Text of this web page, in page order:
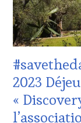
CULTURAL
GUEST,
DOMAINE
VITICOLE,
VIN
TOURISME,
EDITION
LES
CLÉS
2023
«